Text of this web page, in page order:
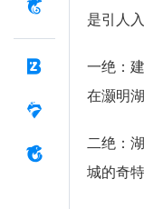
是引人
一绝：
在灏明
二绝：
城的奇特